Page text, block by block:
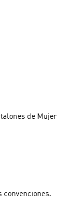
de Mujer